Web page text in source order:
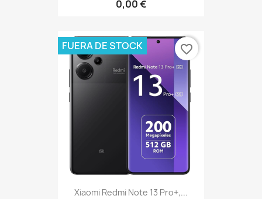
0,00 €
Xiaomi Redmi Note 13 Pro+,...
FUERA DE STOCK favorite_border